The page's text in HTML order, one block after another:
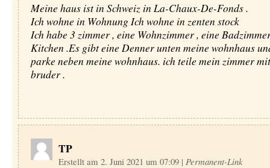
Meine haus ist in Schweiz in La-Chaux-De-Fonds .
Ich wohne in Wohnung Ich wohne in zenten stock
Ich habe 3 zimmer , eine Wohnzimmer , eine
Kitchen .Es gibt eine Denner unten meine wohnhaus
parke neben meine wohnhaus. ich teile mein zimmer
bruder .
TP
Erstellt am 2. Juni 2021 um 07:09 | Permanent-Link